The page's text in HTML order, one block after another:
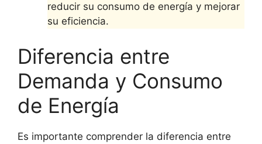
reducir su consumo de energía y mejorar
su eficiencia.
Diferencia entre
Demanda y Consumo
de Energía
Es importante comprender la diferencia entre